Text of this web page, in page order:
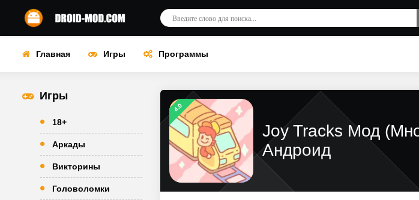
Главная Игры Программы
Игры
18+
Аркады
Викторины
Головоломки
4.0
Joy Tracks Мод
Андроид